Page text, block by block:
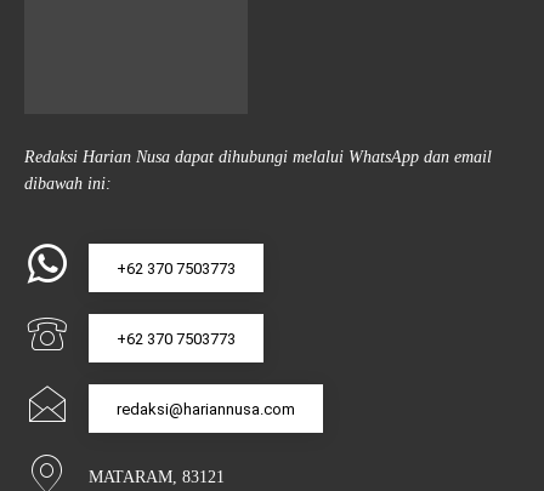
Redaksi Harian Nusa dapat dihubungi melalui WhatsApp dan email
dibawah ini:
+62 370 7503773
+62 370 7503773
redaksi@hariannusa.com
MATARAM, 83121